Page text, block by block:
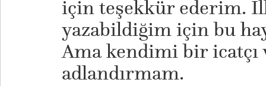
için teşekkür ederim.
yazabildiğim için bu
Ama kendimi bir icatçı
adlandırmam.